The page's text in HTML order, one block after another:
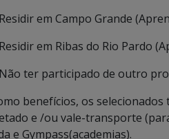
em Campo Grande
em Ribas do Rio Pardo
ter participado de outro
benefícios, os
e /ou vale-transporte
e Gympass(academias).